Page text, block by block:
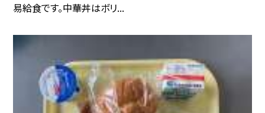
易給食です。中華丼はボリ...